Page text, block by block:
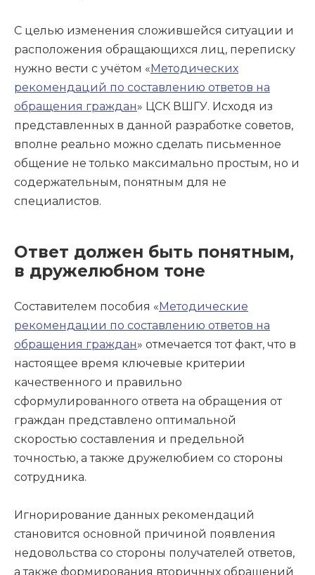
С целью изменения сложившейся ситуации и
расположения обращающихся лиц, переписку
нужно вести с учётом «Методических
рекомендаций по составлению ответов на
обращения граждан» ЦСК ВШГУ. Исходя из
представленных в данной разработке советов,
вполне реально можно сделать письменное
общение не только максимально простым, но и
содержательным, понятным для не
специалистов.
Ответ должен быть понятным,
в дружелюбном тоне
Составителем пособия «Методические
рекомендации по составлению ответов на
обращения граждан» отмечается тот факт, что в
настоящее время ключевые критерии
качественного и правильно
сформулированного ответа на обращения от
граждан представлено оптимальной
скоростью составления и предельной
точностью, а также дружелюбием со стороны
сотрудника.
Игнорирование данных рекомендаций
становится основной причиной появления
недовольства со стороны получателей ответов,
а также формирования вторичных обращений